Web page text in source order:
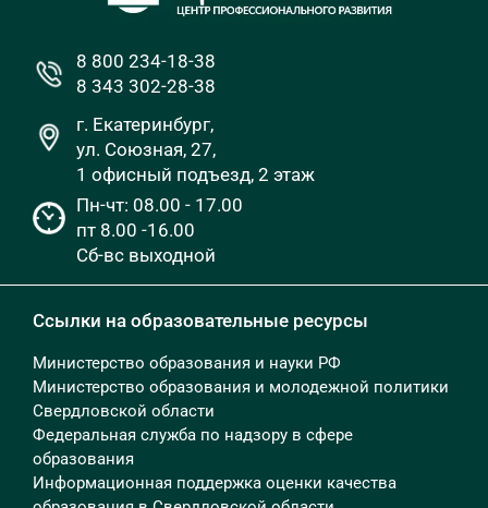
8 800 234-18-38
8 343 302-28-38
г. Екатеринбург,
ул. Союзная, 27,
1 офисный подъезд, 2 этаж
Пн-чт: 08.00 - 17.00
пт 8.00 -16.00
Сб-вс выходной
Ссылки на образовательные ресурсы
Министерство образования и науки РФ
Министерство образования и молодежной политики
Свердловской области
Федеральная служба по надзору в сфере
образования
Информационная поддержка оценки качества